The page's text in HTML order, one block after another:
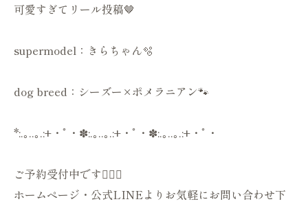
可愛すぎてリール投稿🤎
supermodel：きらちゃん🫧
dog breed：シーズー×ポメラニアン🐾
*:.｡..｡.:+・ﾟ・✽:.｡..｡.:+・ﾟ・✽:.｡..｡.:+・ﾟ・
ご予約受付中です💁🏻‍♀️
ホームページ・公式LINEよりお気軽にお問い合わせ下